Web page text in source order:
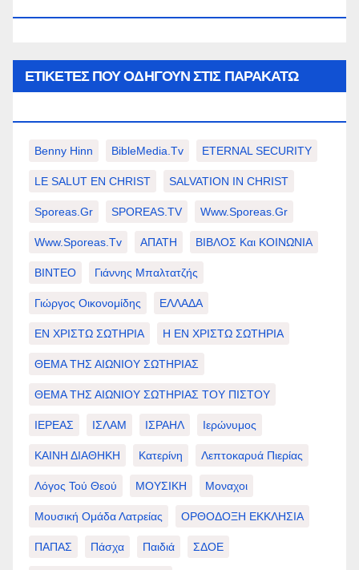
ΕΤΙΚΈΤΕΣ ΠΟΥ ΟΔΗΓΟΎΝ ΣΤΙΣ ΠΑΡΑΚΆΤΩ
Benny Hinn BibleMedia.tv ETERNAL SECURITY
LE SALUT EN CHRIST SALVATION IN CHRIST
Sporeas.gr SPOREAS.TV Www.sporeas.gr
Www.sporeas.tv ΑΠΑΤΗ ΒΙΒΛΟΣ Και ΚΟΙΝΩΝΙΑ
ΒΙΝΤΕΟ Γιάννης Μπαλτατζής
Γιώργος Οικονομίδης ΕΛΛΑΔΑ
ΕΝ ΧΡΙΣΤΩ ΣΩΤΗΡΙΑ Η ΕΝ ΧΡΙΣΤΩ ΣΩΤΗΡΙΑ
ΘΕΜΑ ΤΗΣ ΑΙΩΝΙΟΥ ΣΩΤΗΡΙΑΣ
ΘΕΜΑ ΤΗΣ ΑΙΩΝΙΟΥ ΣΩΤΗΡΙΑΣ ΤΟΥ ΠΙΣΤΟΥ
ΙΕΡΕΑΣ ΙΣΛΑΜ ΙΣΡΑΗΛ Ιερώνυμος
ΚΑΙΝΗ ΔΙΑΘΗΚΗ Κατερίνη Λεπτοκαρυά Πιερίας
Λόγος Τού Θεού ΜΟΥΣΙΚΗ Μοναχοι
Μουσική Ομάδα Λατρείας ΟΡΘΟΔΟΞΗ ΕΚΚΛΗΣΙΑ
ΠΑΠΑΣ Πάσχα Παιδιά ΣΔΟΕ